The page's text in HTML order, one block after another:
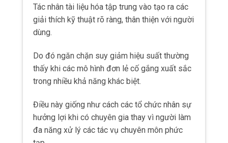
Tác nhân tài liệu hóa tập trung vào tạo ra các
giải thích kỹ thuật rõ ràng, thân thiện với người
dùng.
Do đó ngăn chặn suy giảm hiệu suất thường
thấy khi các mô hình đơn lẻ cố gắng xuất sắc
trong nhiều khả năng khác biệt.
Điều này giống như cách các tổ chức nhân sự
hưởng lợi khi có chuyên gia thay vì người làm
đa năng xử lý các tác vụ chuyên môn phức